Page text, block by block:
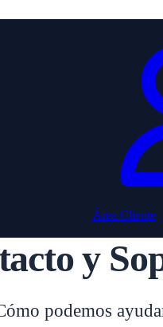
Área Cliente
y
podemos